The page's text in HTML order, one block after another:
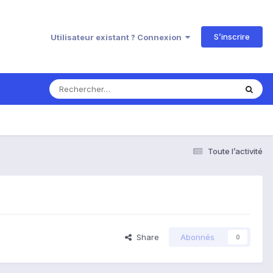
Utilisateur existant ? Connexion S’inscrire
Toute l’activité
Share Abonnés 0